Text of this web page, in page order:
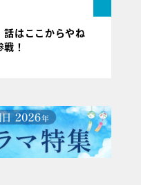
話はここからやね
！